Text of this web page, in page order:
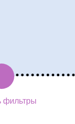
фильтры